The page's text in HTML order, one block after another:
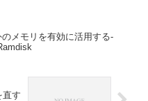
メモリを有効に活用する-
直す